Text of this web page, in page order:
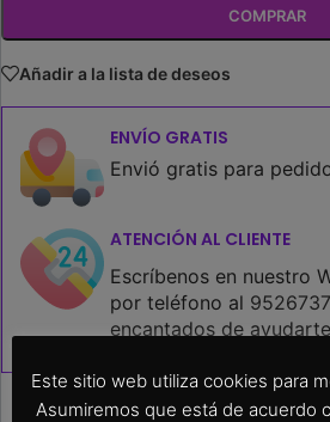
COMPRAR
Añadir a la lista de deseos
ENVÍO GRATIS
Envió gratis para
ATENCIÓN AL CLIENTE
Escríbenos en nuestro
por teléfono al
encantados de
Este sitio web utiliza cookies para
Asumiremos que está de acuerdo